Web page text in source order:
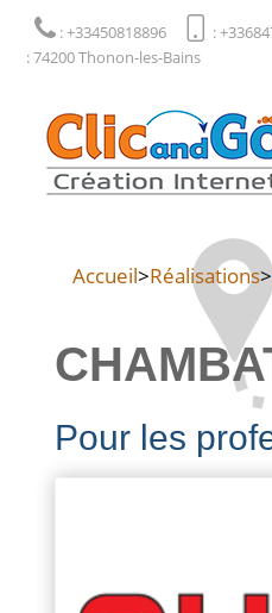
: +33450818896 :
: 74200 Thonon-les-Bains
Accueil>Réalisations>
Pour les